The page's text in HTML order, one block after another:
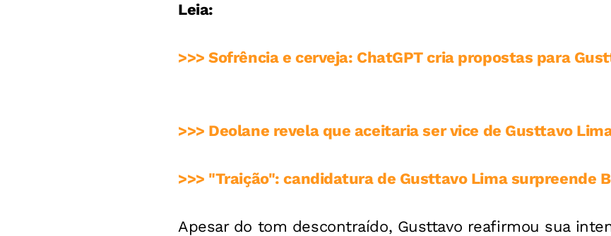
Leia:
>>> Sofrência e cerveja: ChatGPT cria propostas para
>>> Deolane revela que aceitaria ser vice de Gusttavo
>>> "Traição": candidatura de Gusttavo Lima surpreende
Apesar do tom descontraído, Gusttavo reafirmou sua